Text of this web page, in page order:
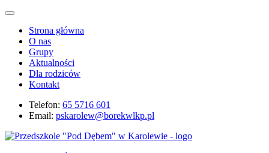
Strona główna
O nas
Grupy
Aktualności
Dla rodziców
Kontakt
Telefon: 65 5716 601
Email: pskarolew@borekwlkp.pl